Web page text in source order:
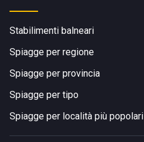
Stabilimenti balneari
Spiagge per regione
Spiagge per provincia
Spiagge per tipo
Spiagge per località più popolari